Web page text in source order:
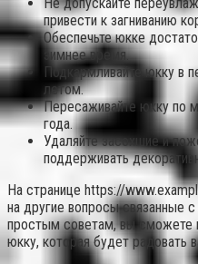
привести к загниванию
Обеспечьте юкке
зимнее время.
Подкармливайте юкку в
летом.
Пересаживайте юкку по
года.
Удаляйте засохшие и
поддерживать
На странице https://
на другие вопросы связанные
простым советам, вы сможете
юкку, которая будет радовать